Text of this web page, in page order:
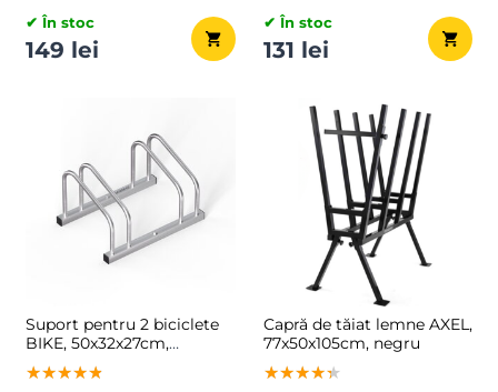
✔ În stoc
149 lei
✔ În stoc
131 lei
Suport pentru 2 biciclete
BIKE, 50x32x27cm,
argintiu
★★★★★
★★★★★
★★★★★
Capră de tăiat lemne AXEL,
77x50x105cm, negru
★★★★★
★★★★★
★★★★★